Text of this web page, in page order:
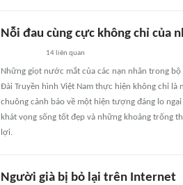
Nỗi đau cùng cực không chỉ của
14liên quan
Những giọt nước mắt của các nạn nhân trong
Đài Truyền hình Việt Nam thực hiện không chỉ
chuông cảnh báo về một hiện tượng đáng lo
khát vọng sống tốt đẹp và những khoảng trống
lợi.
Người già bị bỏ lại trên Internet